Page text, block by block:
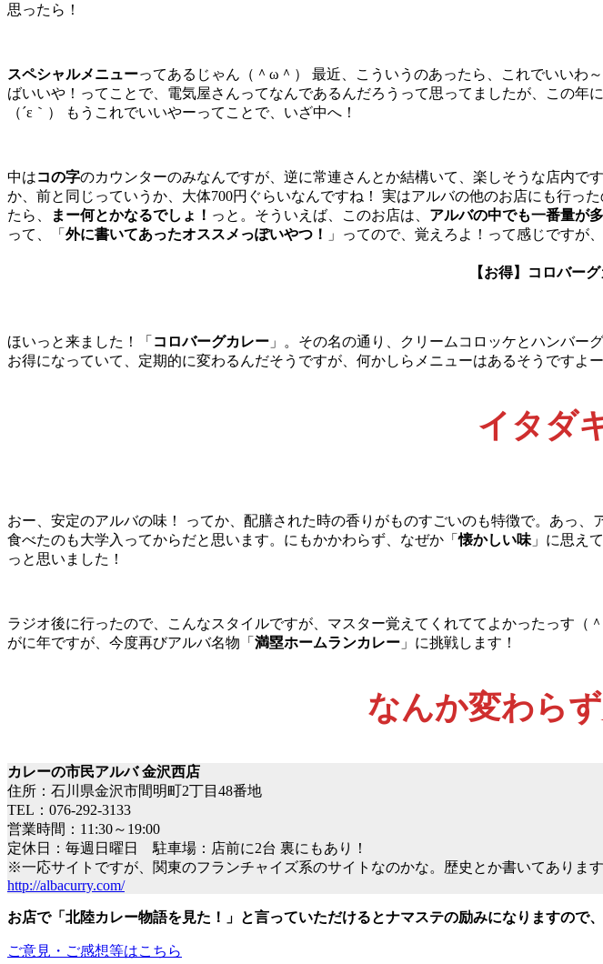
思ったら！
スペシャルメニューってあるじゃん（＾ω＾） 最近、こういうのあったら、これでいいわ
ばいいや！ってことで、電気屋さんってなんであるんだろうって思ってましたが、この
（´ε｀） もうこれでいいやーってことで、いざ中へ！
中はコの字のカウンターのみなんですが、逆に常連さんとか結構いて、楽しそうな店内で
か、前と同じっていうか、大体700円ぐらいなんですね！ 実はアルバの他のお店にも行
たら、
まー何とかなるでしょ！ っと。そういえば、このお店は、 アルバの中でも一番量が
って、「 外に書いてあったオススメっぽいやつ！ 」ってので、覚えろよ！って感じですが
【お得】コロバー
ほいっと来ました！「 コロバーグカレー 」。その名の通り、クリームコロッケとハンバー
お得になっていて、定期的に変わるんだそうですが、何かしらメニューはあるそうですよ
イタダ
おー、安定のアルバの味！ ってか、配膳された時の香りがものすごいのも特徴で。あっ
食べたのも大学入ってからだと思います。にもかかわらず、なぜか「懐かしい味」に思え
っと思いました！
ラジオ後に行ったので、こんなスタイルですが、マスター覚えてくれててよかったっす
がに年ですが、今度再びアルバ名物「 満塁ホームランカレー 」に挑戦します！
なんか変わら
カレーの市民アルバ 金沢西店
住所：石川県金沢市間明町2丁目48番地
TEL：076-292-3133
営業時間：11:30～19:00
定休日：毎週日曜日 駐車場：店前に2台 裏にもあり！
※一応サイトですが、関東のフランチャイズ系のサイトなのかな。歴史とか書いてあります
http://albacurry.com/
お店で「北陸カレー物語を見た！ 」 と言っていただけるとナマステの励みになりますので
ご意見・ご感想等はこちら